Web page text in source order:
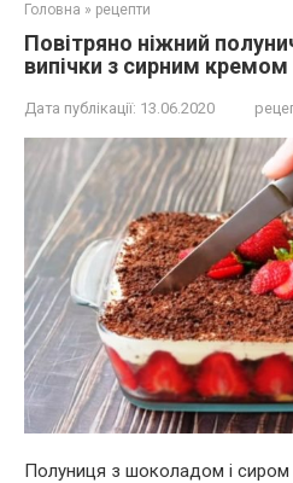
Головна » рецепти
Повітряно ніжний
випічки з сирним кремом
Дата публікації: 13.06.2020
Полуниця з шоколадом і